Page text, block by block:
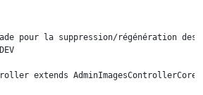
pour la suppression/régénération des
extends AdminImagesControllerCore